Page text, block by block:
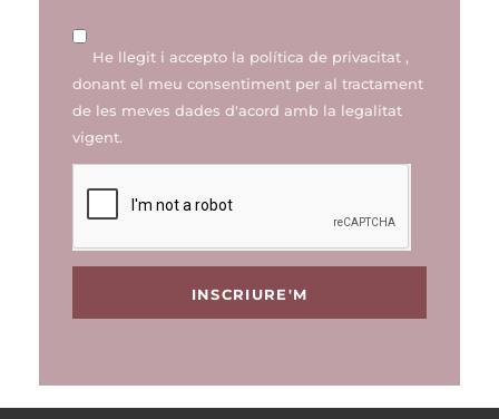
He llegit i accepto la política de privacitat ,
donant el meu consentiment per al tractament
de les meves dades d'acord amb la legalitat
vigent.
INSCRIURE'M